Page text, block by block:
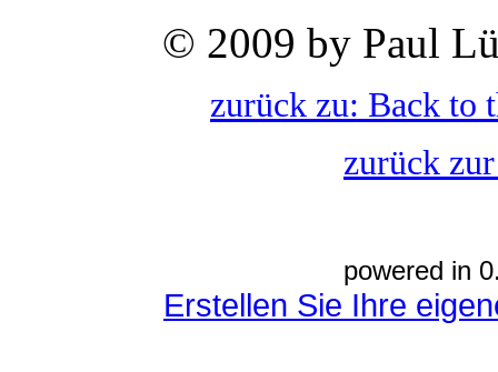
© 2009 by Paul
zurück zu: Back to
zurück
powered in
Erstellen Sie Ihre